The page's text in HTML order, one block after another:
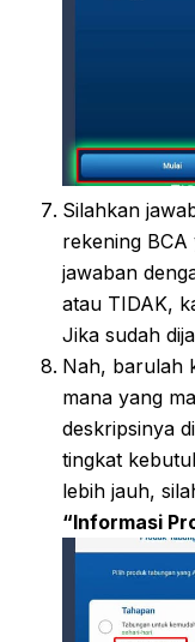
Silahkan
rekening BCA
jawaban
atau TIDAK,
Jika sudah
Nah, barulah
mana yang
deskripsinya
tingkat
lebih jauh,
“Informasi